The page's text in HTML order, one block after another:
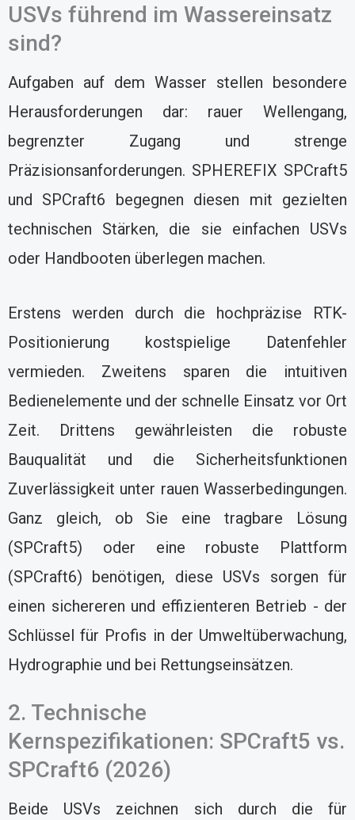
USVs führend im Wassereinsatz
sind?
Aufgaben auf dem Wasser stellen besondere
Herausforderungen dar: rauer Wellengang,
begrenzter Zugang und strenge
Präzisionsanforderungen. SPHEREFIX SPCraft5
und SPCraft6 begegnen diesen mit gezielten
technischen Stärken, die sie einfachen USVs
oder Handbooten überlegen machen.
Erstens werden durch die hochpräzise RTK-
Positionierung kostspielige Datenfehler
vermieden. Zweitens sparen die intuitiven
Bedienelemente und der schnelle Einsatz vor Ort
Zeit. Drittens gewährleisten die robuste
Bauqualität und die Sicherheitsfunktionen
Zuverlässigkeit unter rauen Wasserbedingungen.
Ganz gleich, ob Sie eine tragbare Lösung
(SPCraft5) oder eine robuste Plattform
(SPCraft6) benötigen, diese USVs sorgen für
einen sichereren und effizienteren Betrieb - der
Schlüssel für Profis in der Umweltüberwachung,
Hydrographie und bei Rettungseinsätzen.
2. Technische
Kernspezifikationen: SPCraft5 vs.
SPCraft6 (2026)
Beide USVs zeichnen sich durch die für